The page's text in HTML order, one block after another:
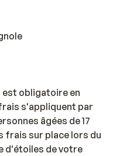
est obligatoire en
s'appliquent par
âgées de 17
frais sur place lors du
d'étoiles de votre